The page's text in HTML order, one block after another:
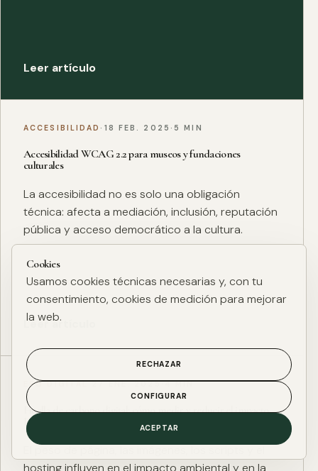
Leer artículo
ACCESIBILIDAD · 18 FEB. 2025 · 5 MIN
Accesibilidad WCAG 2.2 para museos y fundaciones
culturales
La accesibilidad no es solo una obligación
técnica: afecta a mediación, inclusión, reputación
pública y acceso democrático a la cultura.
Leer artículo
ESG DIGITAL·27 ENE. 2025·4 MIN
Huella de carbono digital: cómo medir y reducir el impacto
ESG de una web
El peso de página, las imágenes, los scripts y el
hosting influyen en el impacto ambiental y en la
Cookies
Usamos cookies técnicas necesarias y, con tu
consentimiento, cookies de medición para mejorar
la web.
RECHAZAR
CONFIGURAR
ACEPTAR